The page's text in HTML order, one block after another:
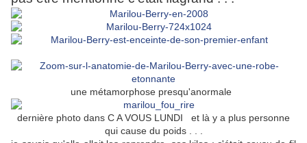
une métamorphose presqu'anormale
dernière photo dans C A VOUS LUNDI et là y a plus personne
qui cause du poids . . .